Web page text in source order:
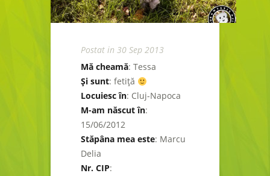
Postat in 30 Sep 2013
Mă cheamă: Tessa
Şi sunt: fetiţă
Locuiesc în: Cluj-Napoca
M-am născut în:
15/06/2012
Stăpâna mea este: Marcu
Delia
Nr. CIP: